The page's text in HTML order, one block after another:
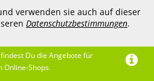
verwenden sie auch auf dieser
Datenschutzbestimmungen.
Du die Angebote für
Online-Shops.